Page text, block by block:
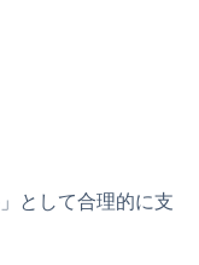
として合理的に支